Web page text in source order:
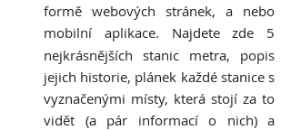
formě webových stránek, a nebo
mobilní aplikace.
Najdete zde 5
nejkrásnějších stanic metra, popis
jejich historie, plánek každé stanice s
vyznačenými místy, která stojí za to
vidět (a pár informací o nich) a